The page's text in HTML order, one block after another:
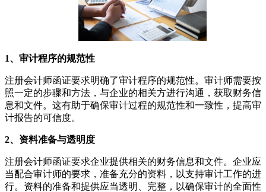
1、审计程序的规范性
注册会计师函证要求明确了审计程序的规范性。审计师需要按
照一定的步骤和方法，与企业的相关方进行沟通，获取财务信
息和文件。这有助于确保审计过程的规范性和一致性，提高审
计报告的可信度。
2、资料准备与透明度
注册会计师函证要求企业提供相关的财务信息和文件。企业应
当配合审计师的要求，准备充分的资料，以支持审计工作的进
行。资料的准备和提供应当透明、完整，以确保审计的全面性